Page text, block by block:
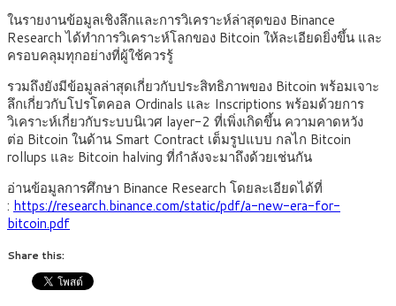
ในรายงานข้อมูลเชิงลึกและการวิเคราะห์ล่าสุดของ Binance
Research ได้ทำการวิเคราะห์โลกของ Bitcoin ให้ละเอียดยิ่งขึ้น และ
ครอบคลุมทุกอย่างที่ผู้ใช้ควรรู้
รวมถึงยังมีข้อมูลล่าสุดเกี่ยวกับประสิทธิภาพของ Bitcoin พร้อมเจาะ
ลึกเกี่ยวกับโปรโตคอล Ordinals และ Inscriptions พร้อมด้วยการ
วิเคราะห์เกี่ยวกับระบบนิเวศ layer-2 ที่เพิ่งเกิดขึ้น ความคาดหวัง
ต่อ Bitcoin ในด้าน Smart Contract เต็มรูปแบบ กลไก Bitcoin
rollups และ Bitcoin halving ที่กำลังจะมาถึงด้วยเช่นกัน
อ่านข้อมูลการศึกษา Binance Research โดยละเอียดได้ที่
: https://research.binance.com/static/pdf/a-new-era-for-
bitcoin.pdf
Share this: